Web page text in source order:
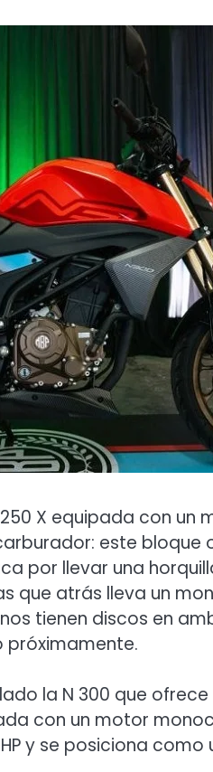
X equipada con un
este
por llevar una
que atrás lleva un
tienen discos en
próximamente.
la N 300 que
con un motor
y se posiciona